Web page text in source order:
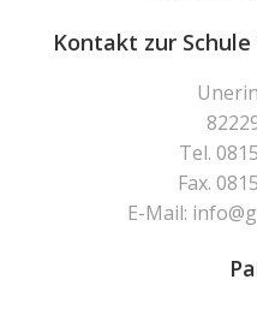
Kontakt zur
Tel.
Fax.
E-Mail: